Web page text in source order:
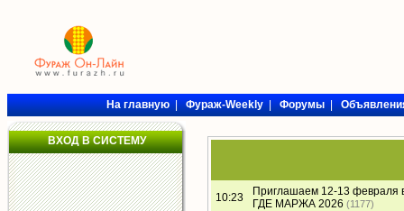
На главную|Фураж-Weekly|Форумы|
ВХОД В СИСТЕМУ
10:23
Приглашаем 12-13 февраля
ГДЕ МАРЖА 2026 (1177)